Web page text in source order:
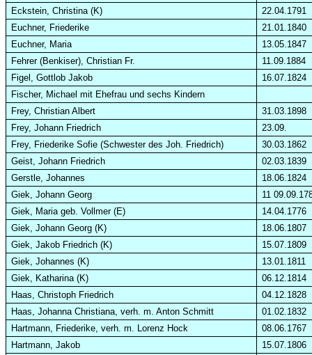
Eckstein, Christina (K)
22.04.1791
Euchner, Friederike
21.01.1840
Euchner, Maria
13.05.1847
Fehrer(Benkiser), Christian Fr.
11.09.1884
Figel , Gottlob Jakob
16.07.1824
Fischer, Michael mit Ehefrau und sechs Kindern
Frey, Christian Albert
31.03.1898
Frey, Johann Friedrich
23.09.
Frey, Friederike Sofie (Schwester desJoh. Friedrich)
30.03.1862
Geist, Johann Friedrich
02.03.1839
Gerstle, Johannes
18.06.1824
Giek, Johann Georg
11
Giek, Maria geb. Vollmer (E)
14.04.1776
Giek, Johann Georg (K)
18.06.1807
Giek, Jakob Friedrich (K)
15.07.1809
Giek, Johannes (K)
13.01.1811
Giek, Katharina (K)
06.12.1814
Haas, Christoph Friedrich
04.12.1828
Haas, Johanna Christiana, verh. m. Anton Schmitt
01.02.1832
Hartmann, Friederike, verh. m. Lorenz Hock
08.06.1767
Hartmann, Jakob
15.07.1806